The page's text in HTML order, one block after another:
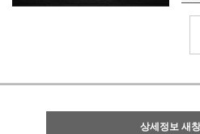
상세정보 새